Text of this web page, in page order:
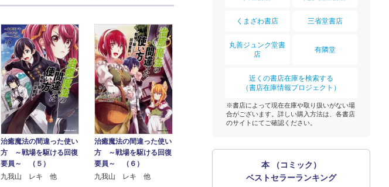
治癒魔法の間違った使い
方 ～戦場を駆ける回復
要員～ （５）
九我山 レキ 他
治癒魔法の間違った使い
方 ～戦場を駆ける回復
要員～ （６）
九我山 レキ 他
くまざわ書店 三省堂書店
丸善ジュンク堂書
店
有隣堂
近くの書店在庫を検索する
（書店在庫情報プロジェクト）
※書店によって現在在庫や取り扱いがない場
合がございます。詳しい購入方法は、各書店
のサイトにてご確認ください。
本 （コミック）
ベストセラーランキング